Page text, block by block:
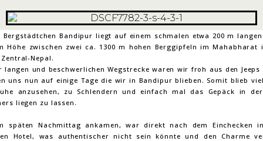
Bergstädtchen Bandipur liegt auf einem schmalen etwa 200 m
Höhe zwischen zwei ca. 1300 m hohen Berggipfeln im Mahabharat
Nepal.
langen und beschwerlichen Wegstrecke waren wir froh aus den Jeeps
uns nun auf einige Tage die wir in Bandipur blieben. Somit blieb
anzusehen, zu Schlendern und einfach mal das Gepäck in
liegen zu lassen.
späten Nachmittag ankamen, war direkt nach dem Einchecken
Hotel, was authentischer nicht sein könnte und den Charme